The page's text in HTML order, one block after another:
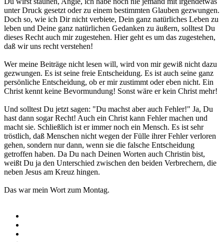
unter Druck gesetzt oder zu einem bestimmten Glauben gezwungen.
Doch so, wie ich Dir nicht verbiete, Dein ganz natürliches Leben zu
leben und Deine ganz natürlichen Gedanken zu äußern, solltest Du
dieses Recht auch mir zugestehen. Hier geht es um das zugestehen,
daß wir uns recht verstehen!
Wer meine Beiträge nicht lesen will, wird von mir gewiß nicht dazu
gezwungen. Es ist seine freie Entscheidung. Es ist auch seine ganz
persönliche Entscheidung, ob er mir zustimmt oder eben nicht. Ein
Christ kennt keine Bevormundung! Sonst wäre er kein Christ mehr!
Und solltest Du jetzt sagen: "Du machst aber auch Fehler!" Ja, Du
hast dann sogar Recht! Auch ein Christ kann Fehler machen und
macht sie. Schließlich ist er immer noch ein Mensch. Es ist sehr
tröstlich, daß Menschen nicht wegen der Fülle ihrer Fehler verloren
gehen, sondern nur dann, wenn sie die falsche Entscheidung
getroffen haben. Da Du nach Deinen Worten auch Christin bist,
weißt Du ja den Unterschied zwischen den beiden Verbrechern, die
neben Jesus am Kreuz hingen.
Das war mein Wort zum Montag.